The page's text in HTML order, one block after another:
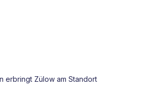
erbringt Zülow am Standort